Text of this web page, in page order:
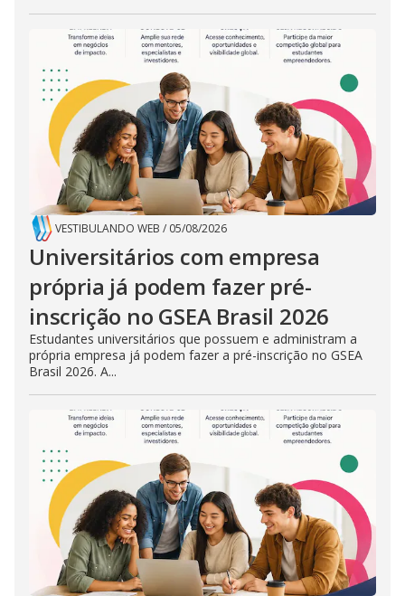
VESTIBULANDO WEB / 05/08/2026
Universitários com empresa
própria já podem fazer pré-
inscrição no GSEA Brasil 2026
Estudantes universitários que possuem e administram a
própria empresa já podem fazer a pré-inscrição no GSEA
Brasil 2026. A...